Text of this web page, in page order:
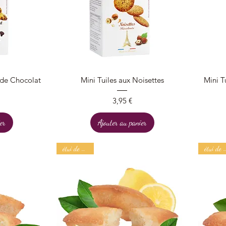
Chocolat Aperçu rapide
Mini Tuiles aux Noisettes
Prix
3,95 €
Ajouter au panier
Mini
étui de 150 g étui de 150 g